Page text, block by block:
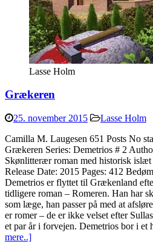
Lasse Holm
Grækeren
25. november 2015
Lasse Holm
Camilla M. Laugesen 651 Posts No
Grækeren Series: Demetrios # 2
Skønlitterær roman med historisk
Release Date: 2015 Pages: 412
Demetrios er flyttet til Grækenland
tidligere roman – Romeren. Han har
som læge, han passer på med at
er romer – de er ikke velset efter
et par år i forvejen. Demetrios bor i et
mere..]